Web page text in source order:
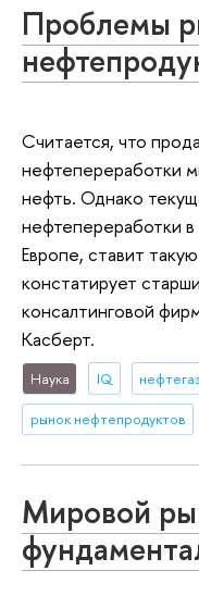
Проблемы
Считается, что
нефтепереработки
нефть. Однако
нефтепереработки
Европе, ставит
констатирует
консалтинговой
Касберт.
Наука IQ
рынок нефтепродуктов
Мировой